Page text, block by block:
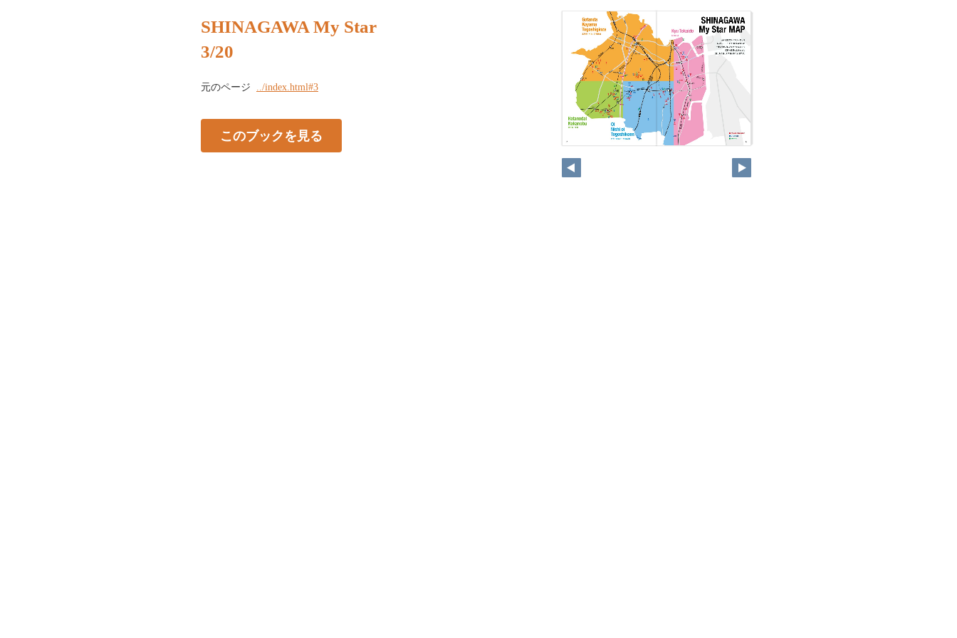
SHINAGAWA My Star
3/20
元のページ ../index.html#3
このブックを見る